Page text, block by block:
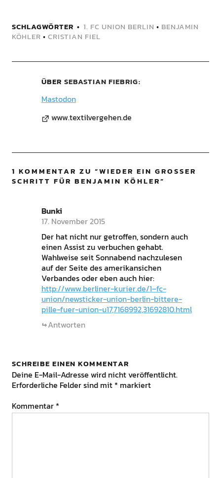
SCHLAGWÖRTER 1. FC UNION BERLIN • BENJAMIN
KÖHLER • CRISTIAN FIEL
ÜBER SEBASTIAN FIEBRIG
Mastodon
www.textilvergehen.de
1 KOMMENTAR ZU “WIEDER EIN GROSSER S
CHRITT FÜR BENJAMIN KÖHLER
”
Bunki
17. November 2015
Der hat nicht nur getroffen, sondern auch
einen Assist zu verbuchen gehabt.
Wahlweise seit Sonnabend nachzulesen
auf der Seite des amerikansichen
Verbandes oder eben auch hier:
http://www.berliner-kurier.de/1–fc-
union/newsticker-union-berlin-bittere-
pille-fuer-union-u17,7168992,31692810.html
Antworten
SCHREIBE EINEN KOMMENTAR
Deine E-Mail-Adresse wird nicht veröffentlicht.
Erforderliche Felder sind mit * markiert
Kommentar *